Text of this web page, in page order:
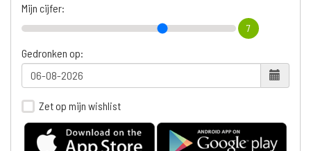
Mijn cijfer:
7
Gedronken op:
Zet op mijn wishlist